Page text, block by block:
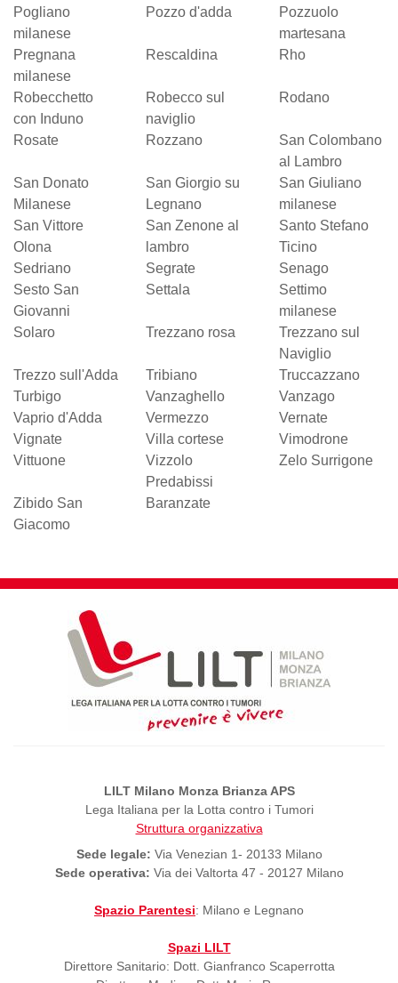
Pogliano
milanese
Pozzo d'adda
Pozzuolo
martesana
Pregnana
milanese
Rescaldina Rho
Robecchetto
con Induno
Robecco sul
naviglio
Rodano
Rosate Rozzano
San Colombano
al Lambro
San Donato
Milanese
San Giorgio su
Legnano
San Giuliano
milanese
San Vittore
Olona
San Zenone al
lambro
Santo Stefano
Ticino
Sedriano
Segrate
Senago
Sesto San
Giovanni
Settala
Settimo
milanese
Solaro
Trezzano rosa
Trezzano sul
Naviglio
Trezzo sull'Adda
Tribiano
Truccazzano
Turbigo
Vanzaghello
Vanzago
Vaprio d'Adda
Vermezzo
Vernate
Vignate
Villa cortese
Vimodrone
Vittuone
Vizzolo
Predabissi
Zelo Surrigone
Zibido San
Giacomo
Baranzate
LILT Milano Monza Brianza APS
Lega Italiana per la Lotta contro i Tumori
Struttura organizzativa
Sede legale: Via Venezian 1- 20133 Milano
Sede operativa: Via dei Valtorta 47 - 20127 Milano
Spazio Parentesi: Milano e Legnano
Spazi LILT
Direttore Sanitario: Dott. Gianfranco Scaperrotta